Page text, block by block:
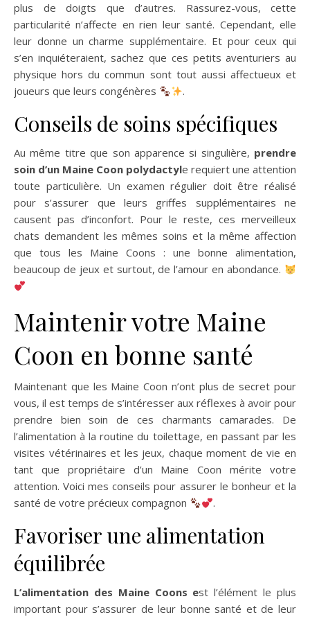
plus de doigts que d’autres. Rassurez-vous, cette
particularité n’affecte en rien leur santé. Cependant, elle
leur donne un charme supplémentaire. Et pour ceux qui
s’en inquiéteraient, sachez que ces petits aventuriers au
physique hors du commun sont tout aussi affectueux et
joueurs que leurs congénères
.
Conseils de soins spécifiques
Au même titre que son apparence si singulière, prendre
soin d’un Maine Coon polydactyle requiert une attention
toute particulière. Un examen régulier doit être réalisé
pour s’assurer que leurs griffes supplémentaires ne
causent pas d’inconfort. Pour le reste, ces merveilleux
chats demandent les mêmes soins et la même affection
que tous les Maine Coons : une bonne alimentation,
beaucoup de jeux et surtout, de l’amour en abondance.
Maintenir votre Maine
Coon en bonne santé
Maintenant que les Maine Coon n’ont plus de secret pour
vous, il est temps de s’intéresser aux réflexes à avoir pour
prendre bien soin de ces charmants camarades. De
l’alimentation à la routine du toilettage, en passant par les
visites vétérinaires et les jeux, chaque moment de vie en
tant que propriétaire d’un Maine Coon mérite votre
attention. Voici mes conseils pour assurer le bonheur et la
santé de votre précieux compagnon
.
Favoriser une alimentation
équilibrée
L’alimentation des Maine Coons est l’élément le plus
important pour s’assurer de leur bonne santé et de leur